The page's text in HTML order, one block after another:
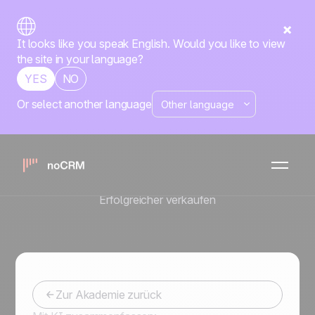
It looks like you speak English. Would you like to view
the site in your language?
YES
NO
Or select another language
All there is to
know about
SPIN Selling
Erfolgreicher verkaufen
Zur Akademie zurück